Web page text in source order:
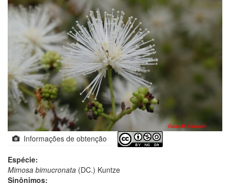
Informações de obtenção
Espécie:
Mimosa bimucronata (DC.) Kuntze
Sinônimos: